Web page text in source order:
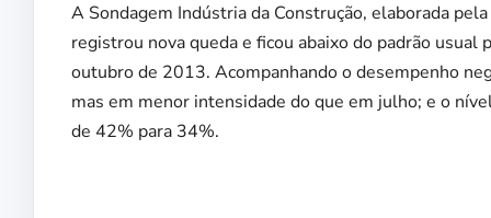
A Sondagem Indústria da Construção, elaborada
registrou nova queda e ficou abaixo do padrão
outubro de 2013. Acompanhando o desempenho
mas em menor intensidade do que em julho; e o
de 42% para 34%.